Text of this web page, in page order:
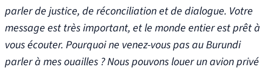
parler de justice, de réconciliation et de dialogue. Votre
message est très important, et le monde entier est prêt à
vous écouter. Pourquoi ne venez-vous pas au Burundi
parler à mes ouailles ? Nous pouvons louer un avion privé